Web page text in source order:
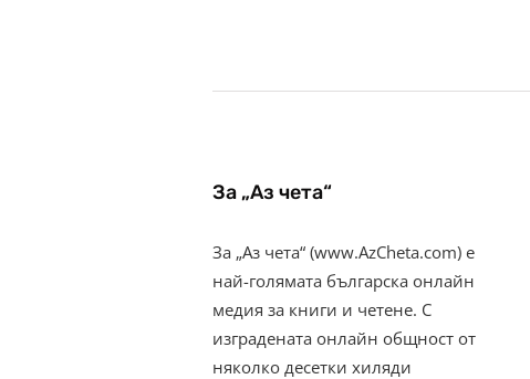
За „Аз чета“
За „Аз чета“ (www.AzCheta.com) е
най-голямата българска онлайн
медия за книги и четене. С
изградената онлайн общност от
няколко десетки хиляди